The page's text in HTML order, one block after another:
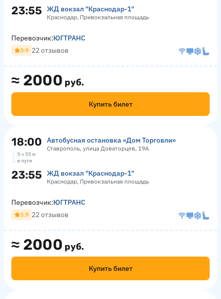
23:55 ЖД вокзал "Краснодар-1"
Краснодар, Привокзальная площадь
≈ 2000 руб.
Купить билет
Перевозчик:ЮГТРАНС
3.9 22 отзывов
18:00 Автобусная остановка «Дом Торговли»
Ставрополь, улица Доваторцев, 19А
5 ч 55 м
в пути
23:55 ЖД вокзал "Краснодар-1"
Краснодар, Привокзальная площадь
≈ 2000 руб.
Купить билет
Перевозчик:ЮГТРАНС
3.9 22 отзывов